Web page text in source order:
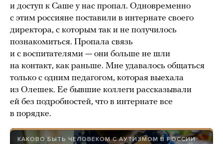
и доступ к Саше у нас пропал. Одновременно
с этим россияне поставили в интернате своего
директора, с которым так и не получилось
познакомиться. Пропала связь
и с воспитателями — они больше не шли
на контакт, как раньше. Мне удавалось общаться
только с одним педагогом, которая выехала
из Олешек. Ее бывшие коллеги рассказывали
ей без подробностей, что в интернате все
в порядке.
КАКОВО БЫТЬ ЧЕЛОВЕКОМ С АУТИЗМОМ В РОССИИ